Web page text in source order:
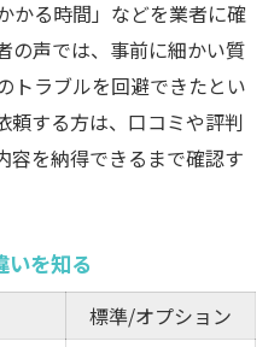
かる時間」などを業者に確
の声では、事前に細かい質
トラブルを回避できたとい
頼する方は、口コミや評判
容を納得できるまで確認す
いを知る
標準/オプション